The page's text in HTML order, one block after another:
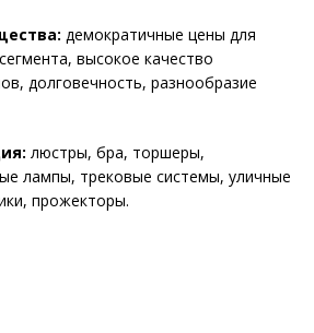
демократичные цены для
высокое качество
долговечность, разнообразие
люстры, бра, торшеры,
лампы, трековые системы, уличные
прожекторы.